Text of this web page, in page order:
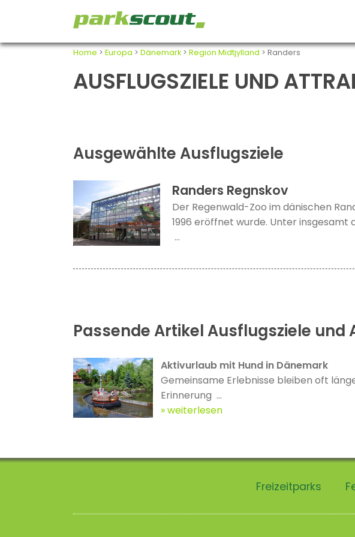
Home > Europa > Dänemark > Region Midtjylland > Randers
AUSFLUGSZIELE UND
Ausgewählte Ausflugsziele
Randers Regnskov
Der Regenwald-Zoo im dänischen
1996 eröffnet wurde. Unter
...
Passende Artikel Ausflugsziele und
Aktivurlaub mit Hund in Dänemark
Gemeinsame Erlebnisse bleiben oft
Erinnerung ...
weiterlesen
Freizeitparks